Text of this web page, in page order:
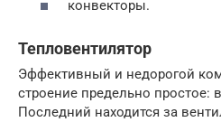
конвекторы.
Тепловентилятор
Эффективный и недорогой
строение предельно простое:
Последний находится за